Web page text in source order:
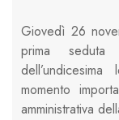
Giovedì 26
prima
momento
amministrativa